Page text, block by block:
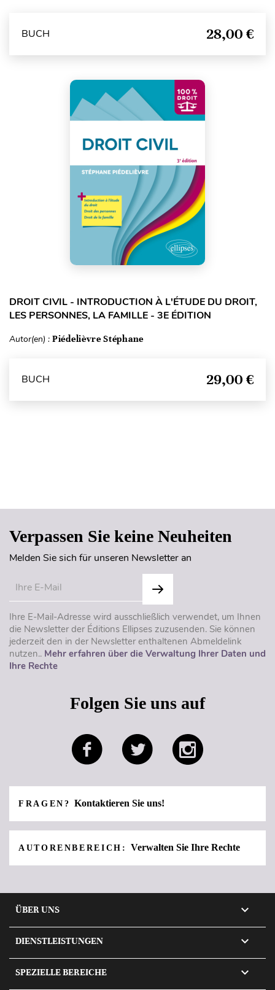
BUCH 28,00 €
DROIT CIVIL - INTRODUCTION À L'ÉTUDE DU DROIT,
LES PERSONNES, LA FAMILLE - 3E ÉDITION
Autor(en) : Piédelièvre Stéphane
BUCH 29,00 €
Verpassen Sie keine Neuheiten
Melden Sie sich für unseren Newsletter an
Ihre E-Mail-Adresse wird ausschließlich verwendet, um Ihnen
die Newsletter der Éditions Ellipses zuzusenden. Sie können
jederzeit den in der Newsletter enthaltenen Abmeldelink
nutzen.. Mehr erfahren über die Verwaltung Ihrer Daten und
Ihre Rechte
Folgen Sie uns auf
FRAGEN?Kontaktieren Sie uns!
AUTORENBEREICH:Verwalten Sie Ihre Rechte
ÜBER UNS 
DIENSTLEISTUNGEN 
SPEZIELLE BEREICHE 